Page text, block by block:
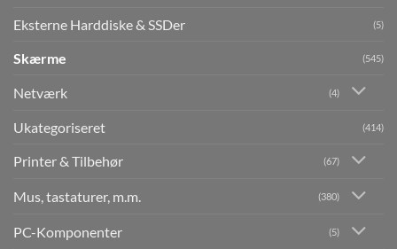
Eksterne Harddiske & SSDer (5)
Skærme (545)
Netværk (4)
Ukategoriseret (414)
Printer & Tilbehør (67)
Mus, tastaturer, m.m. (380)
PC-Komponenter (5)